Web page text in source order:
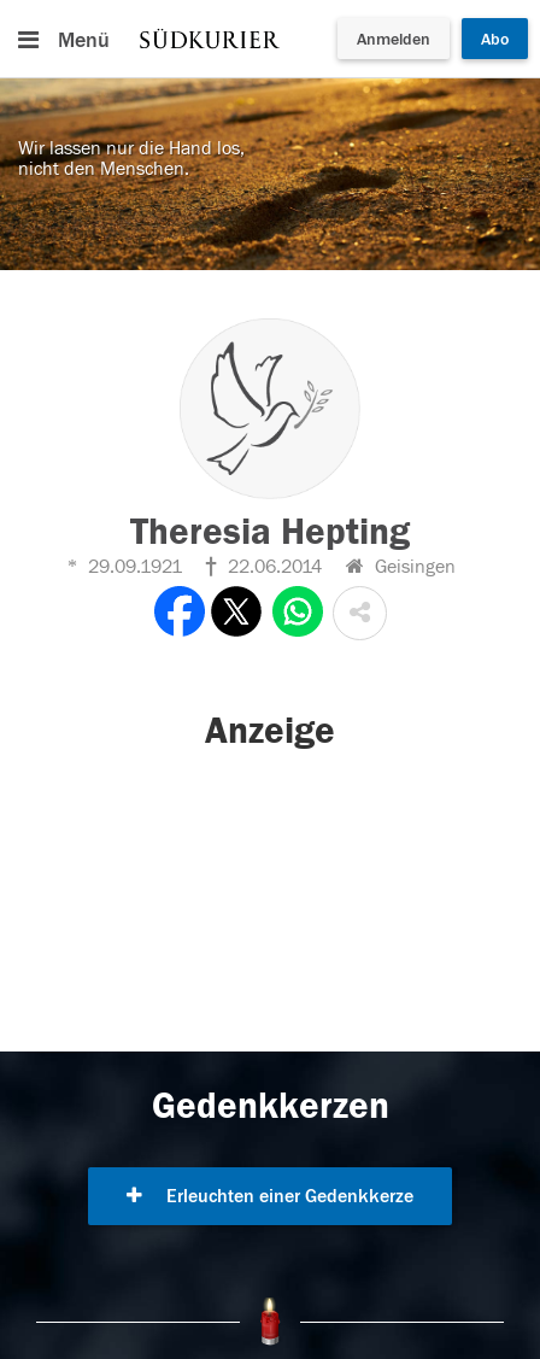
Menü Anmelden Abo
Wir lassen nur die Hand los,
nicht den Menschen.
Theresia Hepting
29.09.1921 22.06.2014 Geisingen
Anzeige
Gedenkkerzen
Erleuchten einer Gedenkkerze